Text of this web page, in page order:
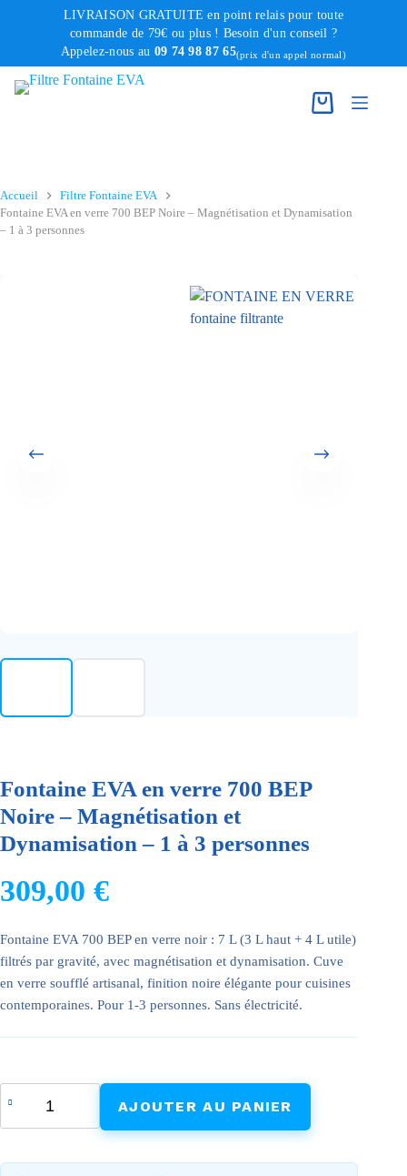
LIVRAISON GRATUITE en point relais pour toute
commande de 79€ ou plus ! Besoin d'un conseil ?
Appelez-nous au 09 74 98 87 65(prix d'un appel normal)
Accueil
Filtre Fontaine EVA
Fontaine EVA en verre 700 BEP Noire – Magnétisation et Dynamisation
– 1 à 3 personnes
Fontaine EVA en verre 700 BEP
Noire – Magnétisation et
Dynamisation – 1 à 3 personnes
309,00 €
Fontaine EVA 700 BEP en verre noir : 7 L (3 L haut + 4 L utile)
filtrés par gravité, avec magnétisation et dynamisation. Cuve
en verre soufflé artisanal, finition noire élégante pour cuisines
contemporaines. Pour 1-3 personnes. Sans électricité.
Fontaine
AJOUTER AU PANIER